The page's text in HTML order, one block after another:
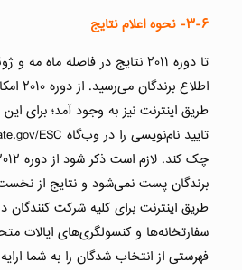
۳-۶- نحوه اعلام نتایج
تا دوره ۲۰۱۱ نتایج در فاصله ماه
اطلاع
طریق اینترنت نیز به وجود آمد؛ برای این
برندگان پست نمی‌شود و نتایج از
طریق اینترنت برای کلیه شرکت
سفارتخانه‌ها و کنسولگری‌های ایالات
فهرستی از انتخاب شدگان را به شما